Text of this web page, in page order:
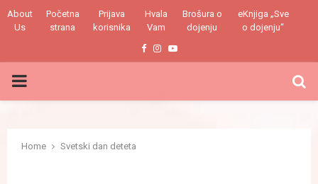
About
Us
Početna
strana
Prijava
korisnika
Hvala
Vam
Brošura o
dojenju
eKnjiga „Sve
o dojenju“
Facebook
Instagram
Youtube
PRIMARY
Home Svetski dan deteta